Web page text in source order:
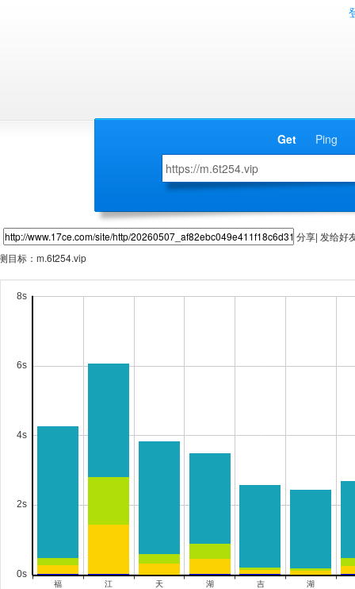
Get Ping
分享| 发给好
目标： m.6t254.vip